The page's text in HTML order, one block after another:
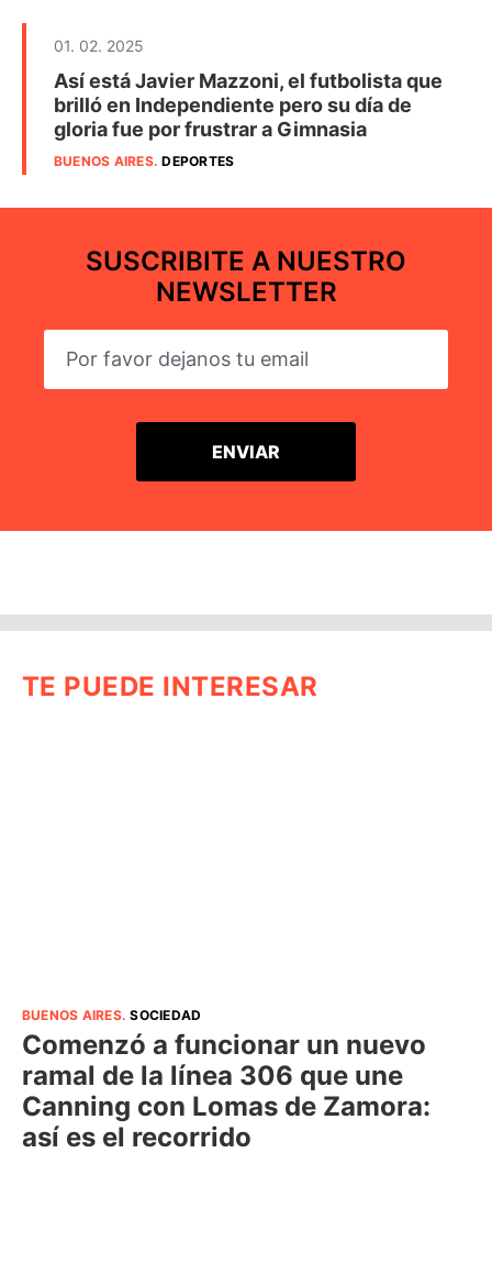
01. 02. 2025
Así está Javier Mazzoni, el futbolista que
brilló en Independiente pero su día de
gloria fue por frustrar a Gimnasia
BUENOS AIRES.DEPORTES
SUSCRIBITE A NUESTRO
NEWSLETTER
TE PUEDE INTERESAR
BUENOS AIRES.SOCIEDAD
Comenzó a funcionar un nuevo
ramal de la línea 306 que une
Canning con Lomas de Zamora:
así es el recorrido